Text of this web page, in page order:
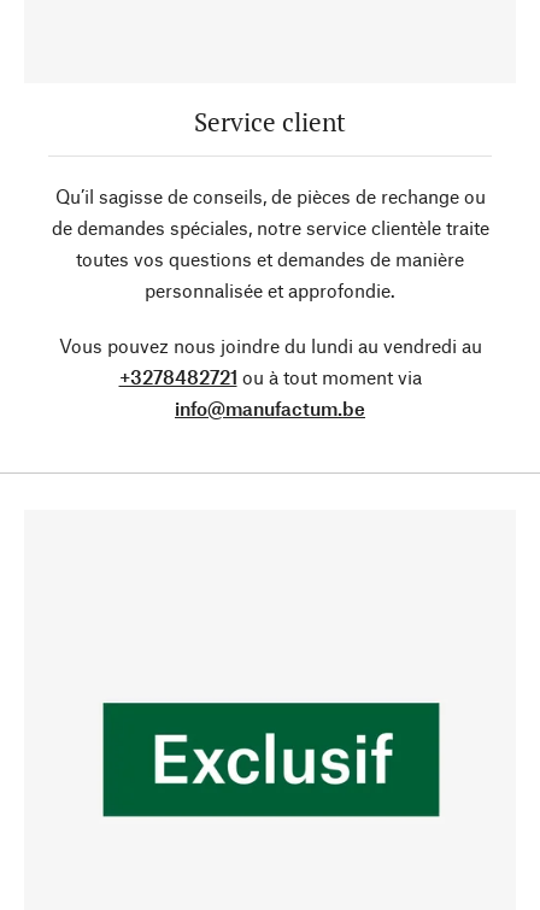
Service client
Qu’il sagisse de conseils, de pièces de rechange ou
de demandes spéciales, notre service clientèle traite
toutes vos questions et demandes de manière
personnalisée et approfondie.
Vous pouvez nous joindre du lundi au vendredi au
+3278482721 ou à tout moment via
info@manufactum.be